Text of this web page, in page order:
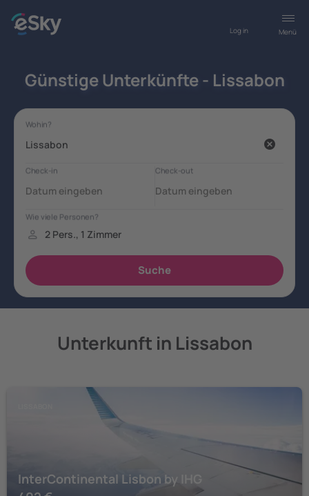
Menü
Log in
Günstige Unterkünfte - Lissabon
Unterkunft in Lissabon
InterContinental Lisbon by IHG